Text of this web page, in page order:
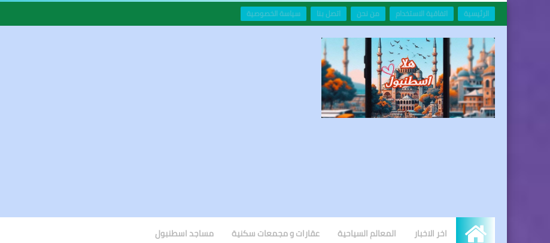
الرئيسية اتفاقية الاستخدام من نحن اتصل بنا سياسة الخصوصية
الرئيسية
اخر الاخبار المعالم السياحية عقارات و مجمعات سكنية مساجد اسطنبول